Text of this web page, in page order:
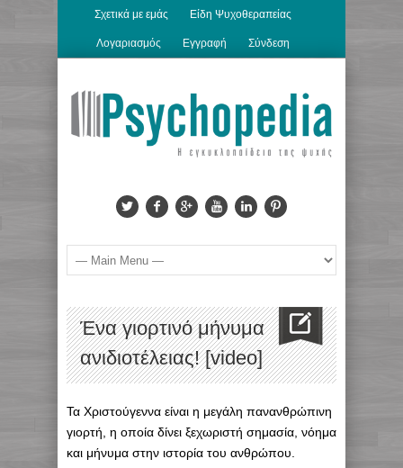
Σχετικά με εμάς Είδη Ψυχοθεραπείας
Λογαριασμός Εγγραφή Σύνδεση
Ένα γιορτινό μήνυμα
ανιδιοτέλειας! [video]
Τα Χριστούγεννα είναι η μεγάλη πανανθρώπινη
γιορτή, η οποία δίνει ξεχωριστή σημασία, νόημα
και μήνυμα στην ιστορία του ανθρώπου.